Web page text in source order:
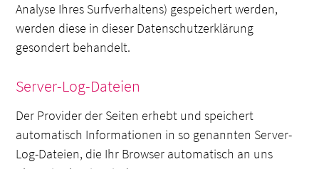
Analyse Ihres Surfverhaltens) gespeichert werden,
werden diese in dieser Datenschutzerklärung
gesondert behandelt.
Server-Log-Dateien
Der Provider der Seiten erhebt und speichert
automatisch Informationen in so genannten Server-
Log-Dateien, die Ihr Browser automatisch an uns